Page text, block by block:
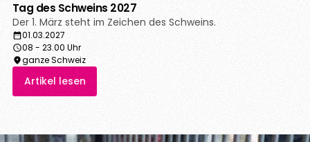
Tag des Schweins 2027
Der 1. März steht im Zeichen des Schweins.
01.03.2027
08 - 23.00 Uhr
ganze Schweiz
Artikel lesen